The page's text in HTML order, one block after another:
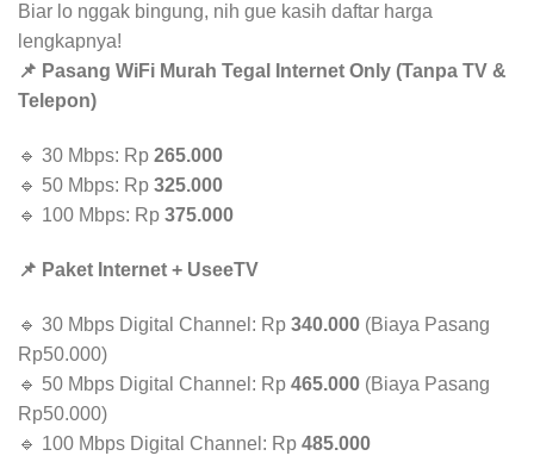
Biar lo nggak bingung, nih gue kasih daftar harga
lengkapnya!
📌 Pasang WiFi Murah Tegal Internet Only (Tanpa TV &
Telepon)
🔹 30 Mbps: Rp 265.000
🔹 50 Mbps: Rp 325.000
🔹 100 Mbps: Rp 375.000
📌 Paket Internet + UseeTV
🔹 30 Mbps Digital Channel: Rp 340.000 (Biaya Pasang
Rp50.000)
🔹 50 Mbps Digital Channel: Rp 465.000 (Biaya Pasang
Rp50.000)
🔹 100 Mbps Digital Channel: Rp 485.000